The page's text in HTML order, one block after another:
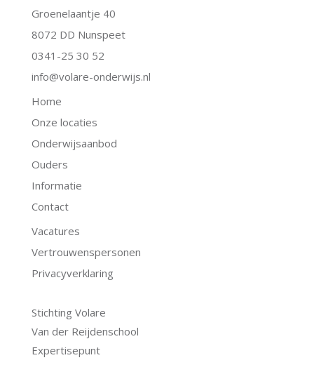
Groenelaantje 40
8072 DD Nunspeet
0341-25 30 52
info@volare-onderwijs.nl
Home
Onze locaties
Onderwijsaanbod
Ouders
Informatie
Contact
Vacatures
Vertrouwenspersonen
Privacyverklaring
Stichting Volare
Van der Reijdenschool
Expertisepunt